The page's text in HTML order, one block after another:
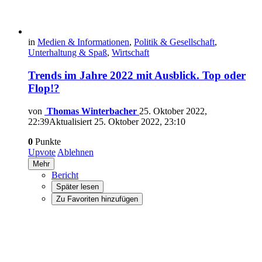
in Medien & Informationen, Politik & Gesellschaft,
Unterhaltung & Spaß, Wirtschaft
Trends im Jahre 2022 mit Ausblick. Top oder
Flop!?
von Thomas Winterbacher 25. Oktober 2022,
22:39Aktualisiert 25. Oktober 2022, 23:10
0 Punkte
Upvote Ablehnen
Mehr
Bericht
Später lesen
Zu Favoriten hinzufügen